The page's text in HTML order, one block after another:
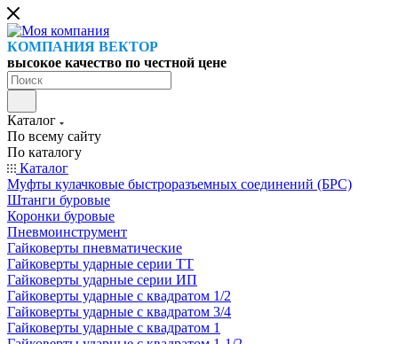
КОМПАНИЯ ВЕКТОР
высокое качество по честной цене
Каталог
По всему сайту
По каталогу
Каталог
Муфты кулачковые быстроразъемных соединений (БРС)
Штанги буровые
Коронки буровые
Пневмоинструмент
Гайковерты пневматические
Гайковерты ударные серии ТТ
Гайковерты ударные серии ИП
Гайковерты ударные с квадратом 1/2
Гайковерты ударные с квадратом 3/4
Гайковерты ударные с квадратом 1